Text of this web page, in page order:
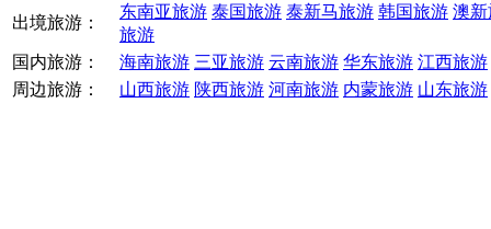
出境旅游：
东南亚旅游 泰国旅游 泰新马旅游 韩国旅游 澳
旅游
国内旅游：
海南旅游 三亚旅游 云南旅游 华东旅游 江西旅游
周边旅游：
山西旅游 陕西旅游 河南旅游 内蒙旅游 山东旅游